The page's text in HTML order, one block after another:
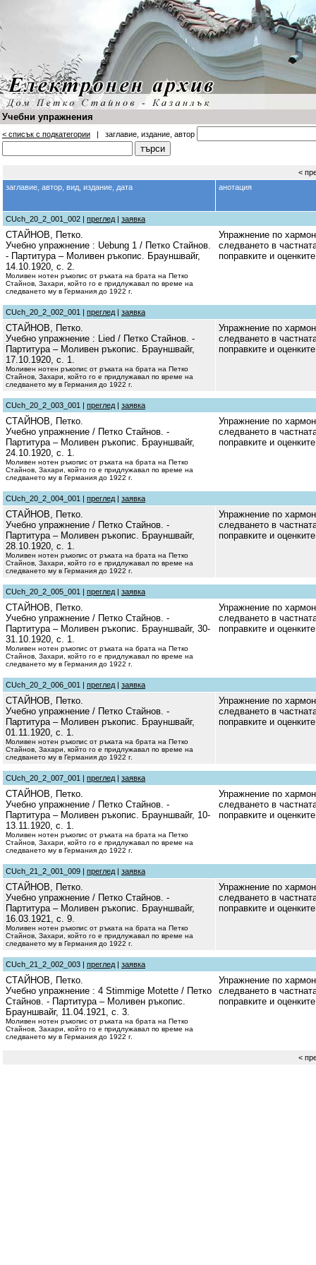
Учебни упражнения
< списък с подкатегории | заглавие, издание, автор
<
заглавие, автор, вид, издание, дата
анотация
CUch_20_2_001_002 | преглед | заявка
СТАЙНОВ, Петко.
Учебно упражнение : Uebung 1 / Петко Стайнов.
- Партитура – Моливен ръкопис. Брауншвайг,
14.10.1920, с. 2.
Моливен нотен ръкопис от ръката на брата на Петко
Стайнов, Захари, който го е придлужавал по време на
следването му в Германия до 1922 г.
Упражнение по
следването в
поправките и
CUch_20_2_002_001 | преглед | заявка
СТАЙНОВ, Петко.
Учебно упражнение : Lied / Петко Стайнов. -
Партитура – Моливен ръкопис. Брауншвайг,
17.10.1920, с. 1.
Моливен нотен ръкопис от ръката на брата на Петко
Стайнов, Захари, който го е придлужавал по време на
следването му в Германия до 1922 г.
Упражнение по
следването в
поправките и
CUch_20_2_003_001 | преглед | заявка
СТАЙНОВ, Петко.
Учебно упражнение / Петко Стайнов. -
Партитура – Моливен ръкопис. Брауншвайг,
24.10.1920, с. 1.
Моливен нотен ръкопис от ръката на брата на Петко
Стайнов, Захари, който го е придлужавал по време на
следването му в Германия до 1922 г.
Упражнение по
следването в
поправките и
CUch_20_2_004_001 | преглед | заявка
СТАЙНОВ, Петко.
Учебно упражнение / Петко Стайнов. -
Партитура – Моливен ръкопис. Брауншвайг,
28.10.1920, с. 1.
Моливен нотен ръкопис от ръката на брата на Петко
Стайнов, Захари, който го е придлужавал по време на
следването му в Германия до 1922 г.
Упражнение по
следването в
поправките и
CUch_20_2_005_001 | преглед | заявка
СТАЙНОВ, Петко.
Учебно упражнение / Петко Стайнов. -
Партитура – Моливен ръкопис. Брауншвайг, 30-
31.10.1920, с. 1.
Моливен нотен ръкопис от ръката на брата на Петко
Стайнов, Захари, който го е придлужавал по време на
следването му в Германия до 1922 г.
Упражнение по
следването в
поправките и
CUch_20_2_006_001 | преглед | заявка
СТАЙНОВ, Петко.
Учебно упражнение / Петко Стайнов. -
Партитура – Моливен ръкопис. Брауншвайг,
01.11.1920, с. 1.
Моливен нотен ръкопис от ръката на брата на Петко
Стайнов, Захари, който го е придлужавал по време на
следването му в Германия до 1922 г.
Упражнение по
следването в
поправките и
CUch_20_2_007_001 | преглед | заявка
СТАЙНОВ, Петко.
Учебно упражнение / Петко Стайнов. -
Партитура – Моливен ръкопис. Брауншвайг, 10-
13.11.1920, с. 1.
Моливен нотен ръкопис от ръката на брата на Петко
Стайнов, Захари, който го е придлужавал по време на
следването му в Германия до 1922 г.
Упражнение по
следването в
поправките и
CUch_21_2_001_009 | преглед | заявка
СТАЙНОВ, Петко.
Учебно упражнение / Петко Стайнов. -
Партитура – Моливен ръкопис. Брауншвайг,
16.03.1921, с. 9.
Моливен нотен ръкопис от ръката на брата на Петко
Стайнов, Захари, който го е придлужавал по време на
следването му в Германия до 1922 г.
Упражнение по
следването в
поправките и
CUch_21_2_002_003 | преглед | заявка
СТАЙНОВ, Петко.
Учебно упражнение : 4 Stimmige Motette / Петко
Стайнов. - Партитура – Моливен ръкопис.
Брауншвайг, 11.04.1921, с. 3.
Моливен нотен ръкопис от ръката на брата на Петко
Стайнов, Захари, който го е придлужавал по време на
следването му в Германия до 1922 г.
Упражнение по
следването в
поправките и
<